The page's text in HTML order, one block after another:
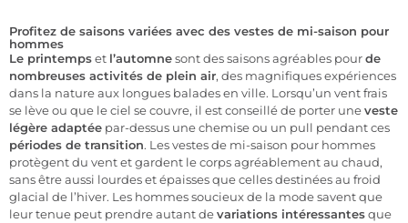
Profitez de saisons variées avec des vestes de mi-saison pour
hommes
Le printempset l’automnesont des saisons agréables pourde
nombreuses activités de plein air, des magnifiques expériences
dans la nature aux longues balades en ville. Lorsqu’un vent frais
se lève ou que le ciel se couvre, il est conseillé de porter uneveste
légère adaptée par-dessus une chemise ou un pull pendant ces
périodes de transition. Les vestes de mi-saison pour hommes
protègent du vent et gardent le corps agréablement au chaud,
sans être aussi lourdes et épaisses que celles destinées au froid
glacial de l’hiver. Les hommes soucieux de la mode savent que
leur tenue peut prendre autant devariations intéressantesque